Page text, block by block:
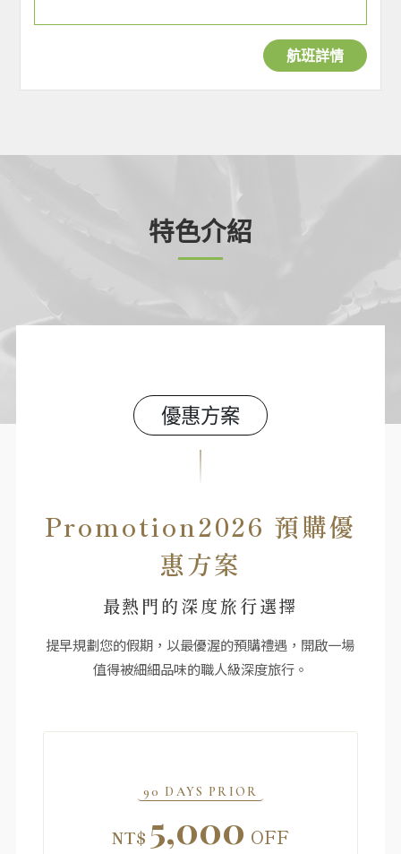
航班詳情
特色介紹
優惠方案
Promotion2026 預購優
惠方案
最熱門的深度旅行選擇
提早規劃您的假期，以最優渥的預購禮遇，開啟一場
值得被細細品味的職人級深度旅行。
90 DAYS PRIOR
NT$ 5,000 OFF